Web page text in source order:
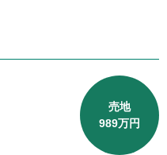
売地
989万円